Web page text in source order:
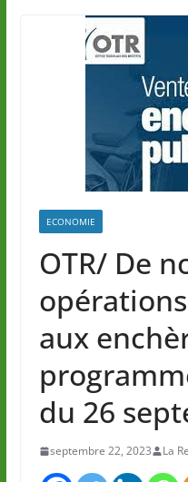
ECONOMIE
OTR/ De
aux
du 26
septembre 22, 2023 La